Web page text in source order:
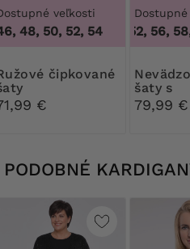
veľkosti
48, 50, 52, 54
€
48, 52, 56,
Nevädzovo modré
šaty s
vrchom
79,99 €
PODOBNÉ